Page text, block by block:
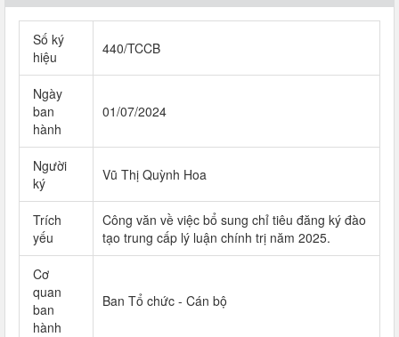
Số ký
hiệu
440/TCCB
Ngày
ban
hành
01/07/2024
Người
ký
Vũ Thị Quỳnh Hoa
Trích
yếu
Công văn về việc bổ sung chỉ tiêu đăng ký đào
tạo trung cấp lý luận chính trị năm 2025.
Cơ
quan
ban
hành
Ban Tổ chức - Cán bộ